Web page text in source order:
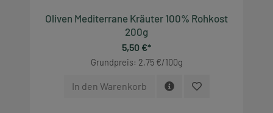
Oliven Mediterrane Kräuter 100% Rohkost
200g
5,50 €*
Grundpreis: 2,75 €/100g
In den Warenkorb